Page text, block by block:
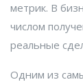
метрик. В
числом
реальные
Одним из